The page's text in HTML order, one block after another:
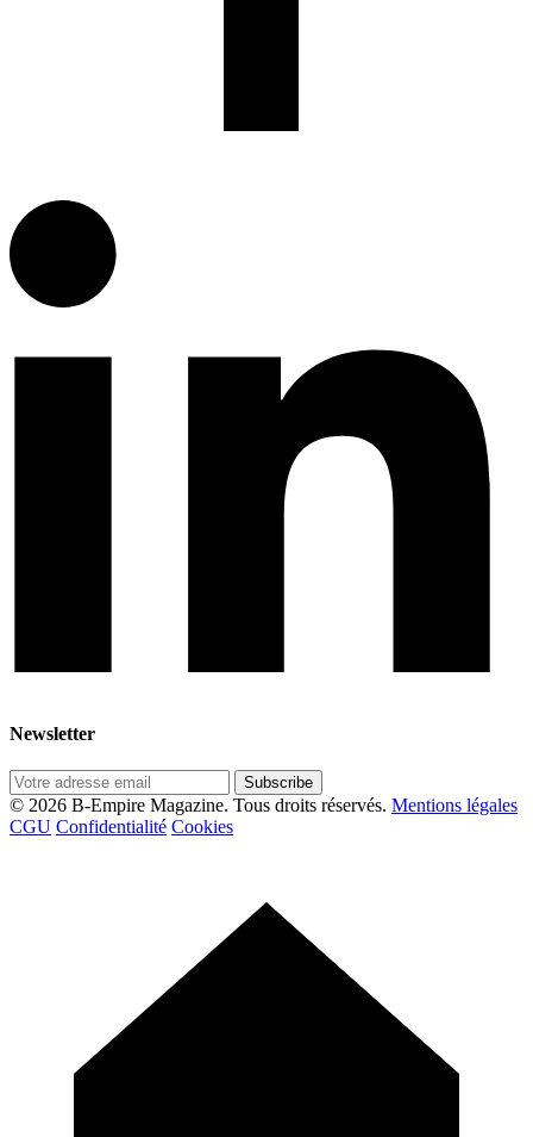
Newsletter
Subscribe
© 2026 B-Empire Magazine. Tous droits réservés. Mentions légales
CGU Confidentialité Cookies